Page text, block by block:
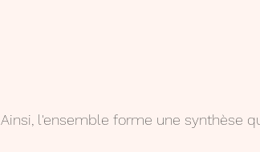
Ainsi, l'ensemble forme une synthèse